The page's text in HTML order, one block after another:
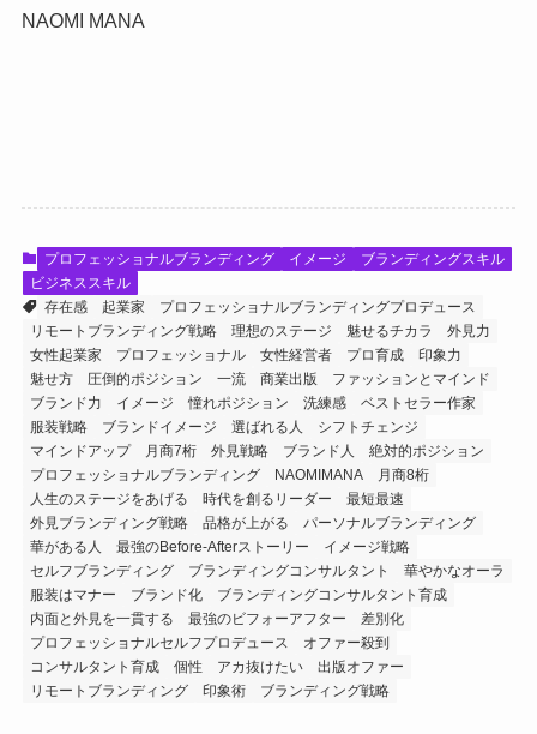
NAOMI MANA
プロフェッショナルブランディング イメージ
ブランディングスキル
ビジネススキル
存在感
起業家
プロフェッショナルブランディングプロデュース
リモートブランディング戦略
理想のステージ 魅せるチカラ
外見力
女性起業家
プロフェッショナル 女性経営者 プロ育成
印象力
魅せ方
圧倒的ポジション 一流 商業出版
ファッションとマインド
ブランド力
イメージ 憧れポジション 洗練感
ベストセラー作家
服装戦略
ブランドイメージ 選ばれる人
シフトチェンジ
マインドアップ
月商7桁 外見戦略 ブランド人
絶対的ポジション
プロフェッショナルブランディング
NAOMIMANA
月商8桁
人生のステージをあげる
時代を創るリーダー
最短最速
外見ブランディング戦略
品格が上がる
パーソナルブランディング
華がある人
最強のBefore-Afterストーリー
イメージ戦略
セルフブランディング
ブランディングコンサルタント
華やかなオーラ
服装はマナー
ブランド化
ブランディングコンサルタント育成
内面と外見を一貫する
最強のビフォーアフター
差別化
プロフェッショナルセルフプロデュース
オファー殺到
コンサルタント育成
個性 アカ抜けたい
出版オファー
リモートブランディング
印象術 ブランディング戦略